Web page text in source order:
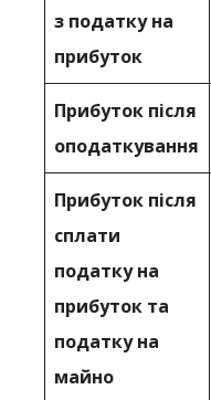
з податку на
прибуток
Прибуток після
оподаткування
Прибуток після
сплати
податку на
прибуток та
податку на
майно